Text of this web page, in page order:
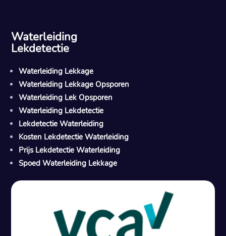
Waterleiding
Lekdetectie
Waterleiding Lekkage
Waterleiding Lekkage Opsporen
Waterleiding Lek Opsporen
Waterleiding Lekdetectie
Lekdetectie Waterleiding
Kosten Lekdetectie Waterleiding
Prijs Lekdetectie Waterleiding
Spoed Waterleiding Lekkage